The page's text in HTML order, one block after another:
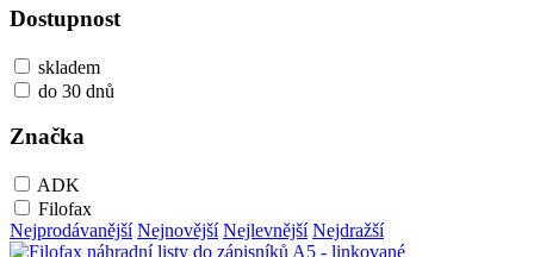
Dostupnost
skladem
do 30 dnů
Značka
ADK
Filofax
Nejprodávanější Nejnovější Nejlevnější Nejdražší